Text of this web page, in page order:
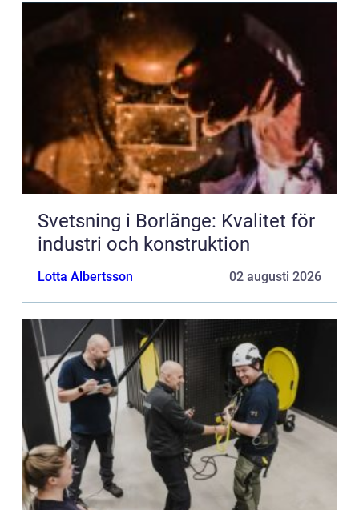
Svetsning i Borlänge: Kvalitet för
industri och konstruktion
Lotta Albertsson 02 augusti 2026